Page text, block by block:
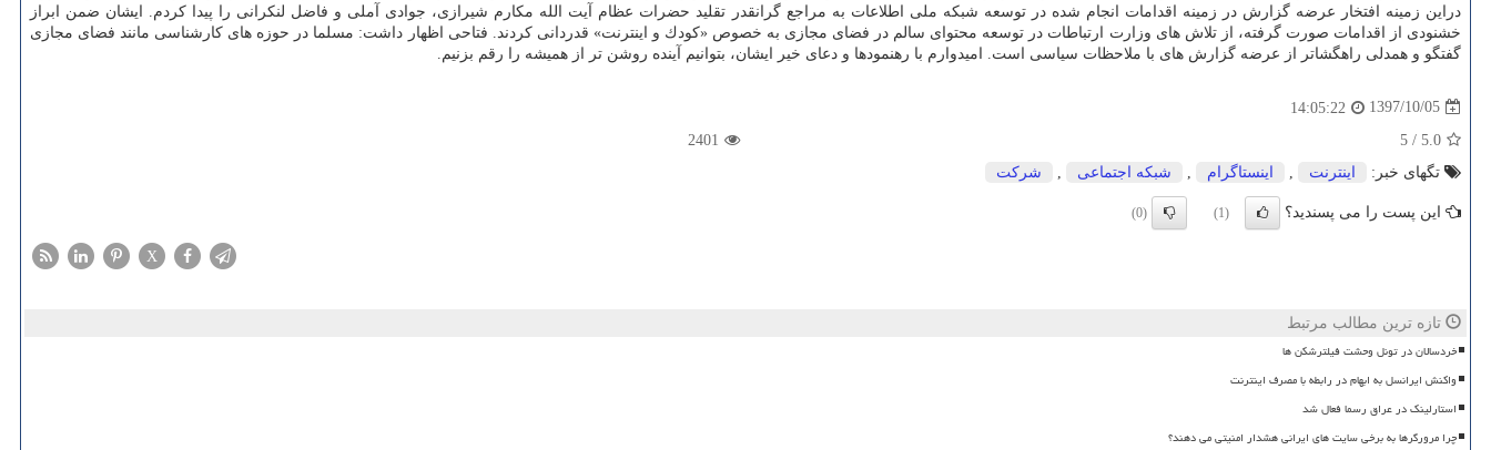
دراین زمینه افتخار عرضه گزارش در زمینه اقدامات انجام شده در توسعه شبكه ملی اطلاعات به مراجع گرانقدر تقلید حضرات عظام آیت الله مكارم شیرازی، جوادی آملی و فاضل لنكرانی را پیدا كردم. ایشان ضمن ابراز
خشنودی از اقدامات صورت گرفته، از تلاش های وزارت ارتباطات در توسعه محتوای سالم در فضای مجازی به خصوص «كودك و اینترنت» قدردانی كردند. فتاحی اظهار داشت: مسلما در حوزه های كارشناسی مانند فضای مجازی
گفتگو و همدلی راهگشاتر از عرضه گزارش های با ملاحظات سیاسی است. امیدوارم با رهنمودها و دعای خیر ایشان، بتوانیم آینده روشن تر از همیشه را رقم بزنیم.
1397/10/05
14:05:22
5.0
/
5
2401
تگهای خبر:
اینترنت اینستاگرام شبكه اجتماعی شركت
این پست را می پسندید؟ (1)
(0)
X
تازه ترین مطالب مرتبط
خردسالان در تونل وحشت فیلترشکن ها
واکنش ایرانسل به ابهام در رابطه با مصرف اینترنت
استارلینک در عراق رسما فعال شد
چرا مرورگرها به برخی سایت های ایرانی هشدار امنیتی می دهند؟